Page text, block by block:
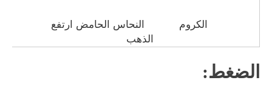
الكروم
النحاس الحامض ارتفع
الذهب
الضغط: